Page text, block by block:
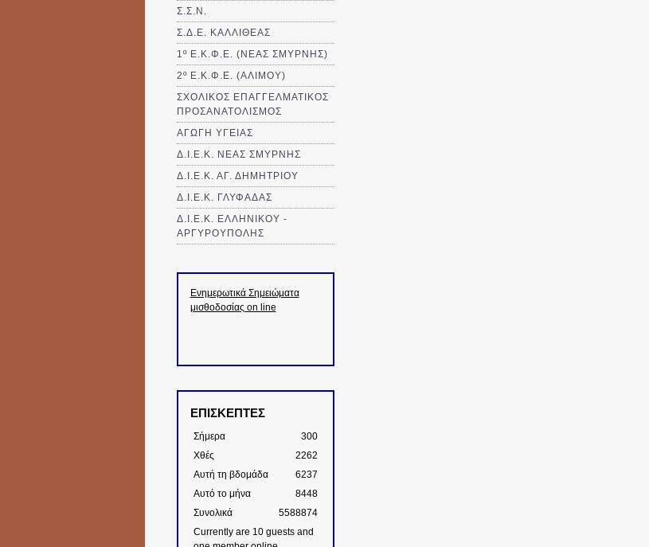
Σ.Σ.Ν.
Σ.Δ.Ε. ΚΑΛΛΙΘΈΑΣ
1º Ε.Κ.Φ.Ε. (ΝΕΑΣ ΣΜΥΡΝΗΣ)
2º Ε.Κ.Φ.Ε. (ΑΛΙΜΟΥ)
ΣΧΟΛΙΚΟΣ ΕΠΑΓΓΕΛΜΑΤΙΚΟΣ
ΠΡΟΣΑΝΑΤΟΛΙΣΜΟΣ
ΑΓΩΓΗ ΥΓΕΙΑΣ
Δ.Ι.Ε.Κ. ΝΕΑΣ ΣΜΥΡΝΗΣ
Δ.Ι.Ε.Κ. ΑΓ. ΔΗΜΗΤΡΙΟΥ
Δ.Ι.Ε.Κ. ΓΛΥΦΑΔΑΣ
Δ.Ι.Ε.Κ. ΕΛΛΗΝΙΚΟΥ -
ΑΡΓΥΡΟΥΠΟΛΗΣ
Ενημερωτικά Σημειώματα
μισθοδοσίας on line
ΕΠΙΣΚΕΠΤΕΣ
Σήμερα
300
Χθές
2262
Αυτή τη βδομάδα
6237
Αυτό το μήνα
8448
Συνολικά
5588874
Currently are 10 guests and